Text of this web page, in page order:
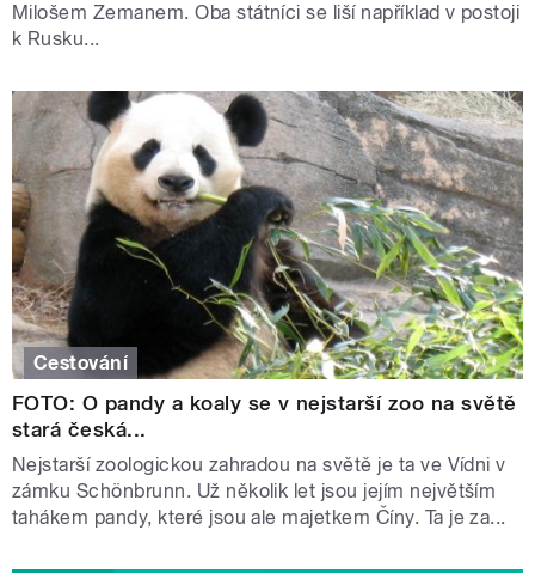
Milošem Zemanem. Oba státníci se liší například v postoji
k Rusku...
Cestování
FOTO: O pandy a koaly se v nejstarší zoo na světě
stará česká...
Nejstarší zoologickou zahradou na světě je ta ve Vídni v
zámku Schönbrunn. Už několik let jsou jejím největším
tahákem pandy, které jsou ale majetkem Číny. Ta je za...